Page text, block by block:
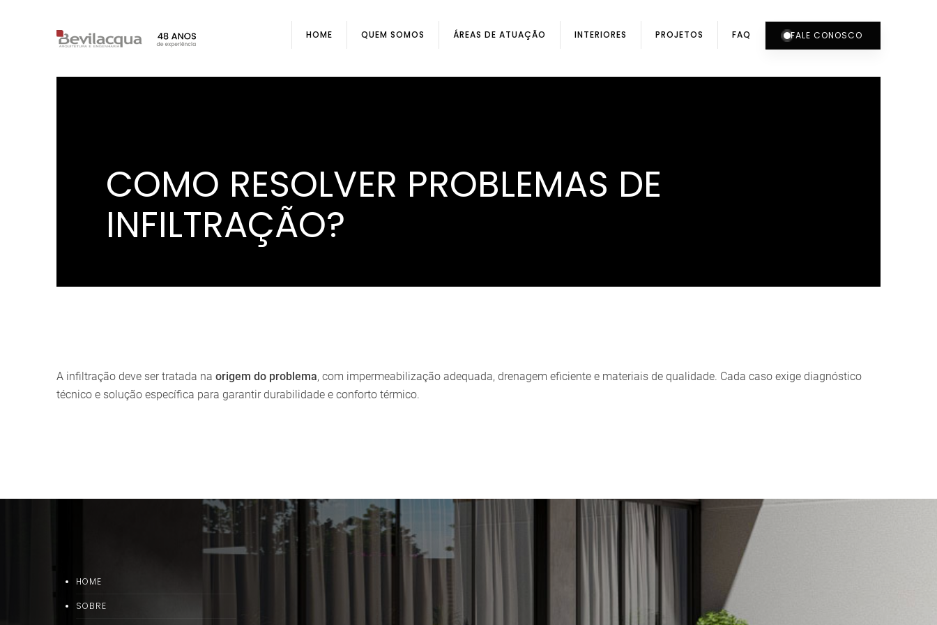
FALE CONOSCO
HOME QUEM SOMOS ÁREAS DE ATUAÇÃO INTERIORES PROJETOS FAQ
COMO RESOLVER PROBLEMAS DE
INFILTRAÇÃO?
A infiltração deve ser tratada na origem do problema, com impermeabilização adequada, drenagem eficiente e materiais de qualidade. Cada caso exige diagnóstico
técnico e solução específica para garantir durabilidade e conforto térmico.
HOME
SOBRE